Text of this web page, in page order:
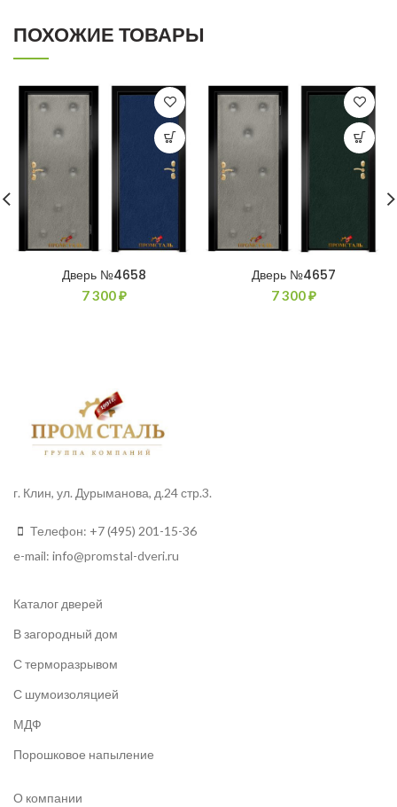
ПОХОЖИЕ ТОВАРЫ
Дверь №4658
7 300₽
Дверь №4657
7 300₽
г. Клин, ул. Дурыманова, д.24 стр.3.
Телефон: +7 (495) 201-15-36
e-mail: info@promstal-dveri.ru
Каталог дверей
В загородный дом
С терморазрывом
С шумоизоляцией
МДФ
Порошковое напыление
О компании